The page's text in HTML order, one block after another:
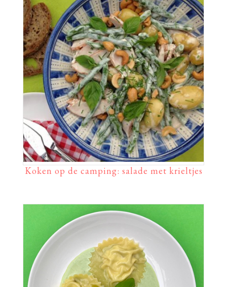
Koken op de camping: salade met krieltjes